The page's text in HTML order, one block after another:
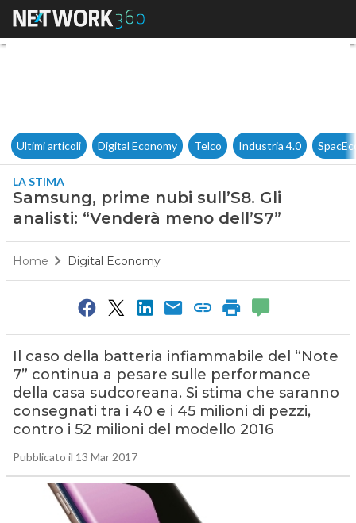
Samsung, prime nubi sull’S8.
Ultimi articoli Digital Economy Telco Industria 4.0
LA STIMA
Samsung, prime nubi sull’S8. Gli
analisti: “Venderà meno dell’S7”
Home Digital Economy
Il caso della batteria infiammabile del “Note
7” continua a pesare sulle performance
della casa sudcoreana. Si stima che saranno
consegnati tra i 40 e i 45 milioni di pezzi,
contro i 52 milioni del modello 2016
Pubblicato il 13 Mar 2017